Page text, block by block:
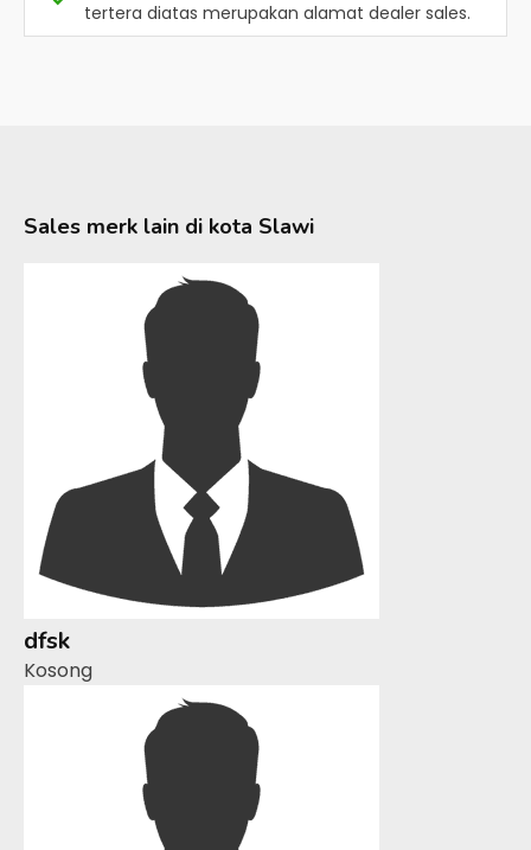
tertera diatas merupakan alamat dealer sales.
Sales merk lain di kota Slawi
dfsk
Kosong